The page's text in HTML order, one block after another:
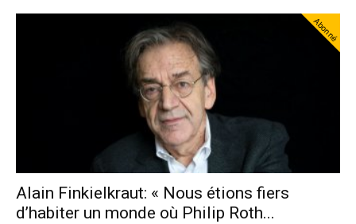
Abonné
Alain Finkielkraut: « Nous étions fiers
d’habiter un monde où Philip Roth...